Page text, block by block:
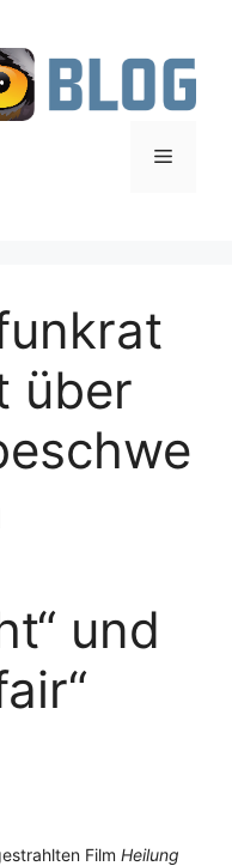
Menü
über
und
Film Heilung